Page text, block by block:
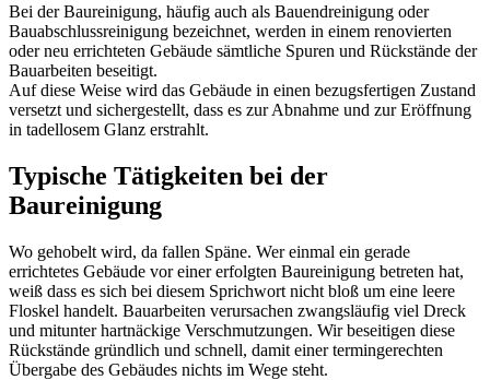
Bei der Baureinigung, häufig auch als Bauendreinigung oder
Bauabschlussreinigung bezeichnet, werden in einem renovierten
oder neu errichteten Gebäude sämtliche Spuren und Rückstände der
Bauarbeiten beseitigt.
Auf diese Weise wird das Gebäude in einen bezugsfertigen Zustand
versetzt und sichergestellt, dass es zur Abnahme und zur Eröffnung
in tadellosem Glanz erstrahlt.
Typische Tätigkeiten bei der
Baureinigung
Wo gehobelt wird, da fallen Späne. Wer einmal ein gerade
errichtetes Gebäude vor einer erfolgten Baureinigung betreten hat,
weiß dass es sich bei diesem Sprichwort nicht bloß um eine leere
Floskel handelt. Bauarbeiten verursachen zwangsläufig viel Dreck
und mitunter hartnäckige Verschmutzungen. Wir beseitigen diese
Rückstände gründlich und schnell, damit einer termingerechten
Übergabe des Gebäudes nichts im Wege steht.